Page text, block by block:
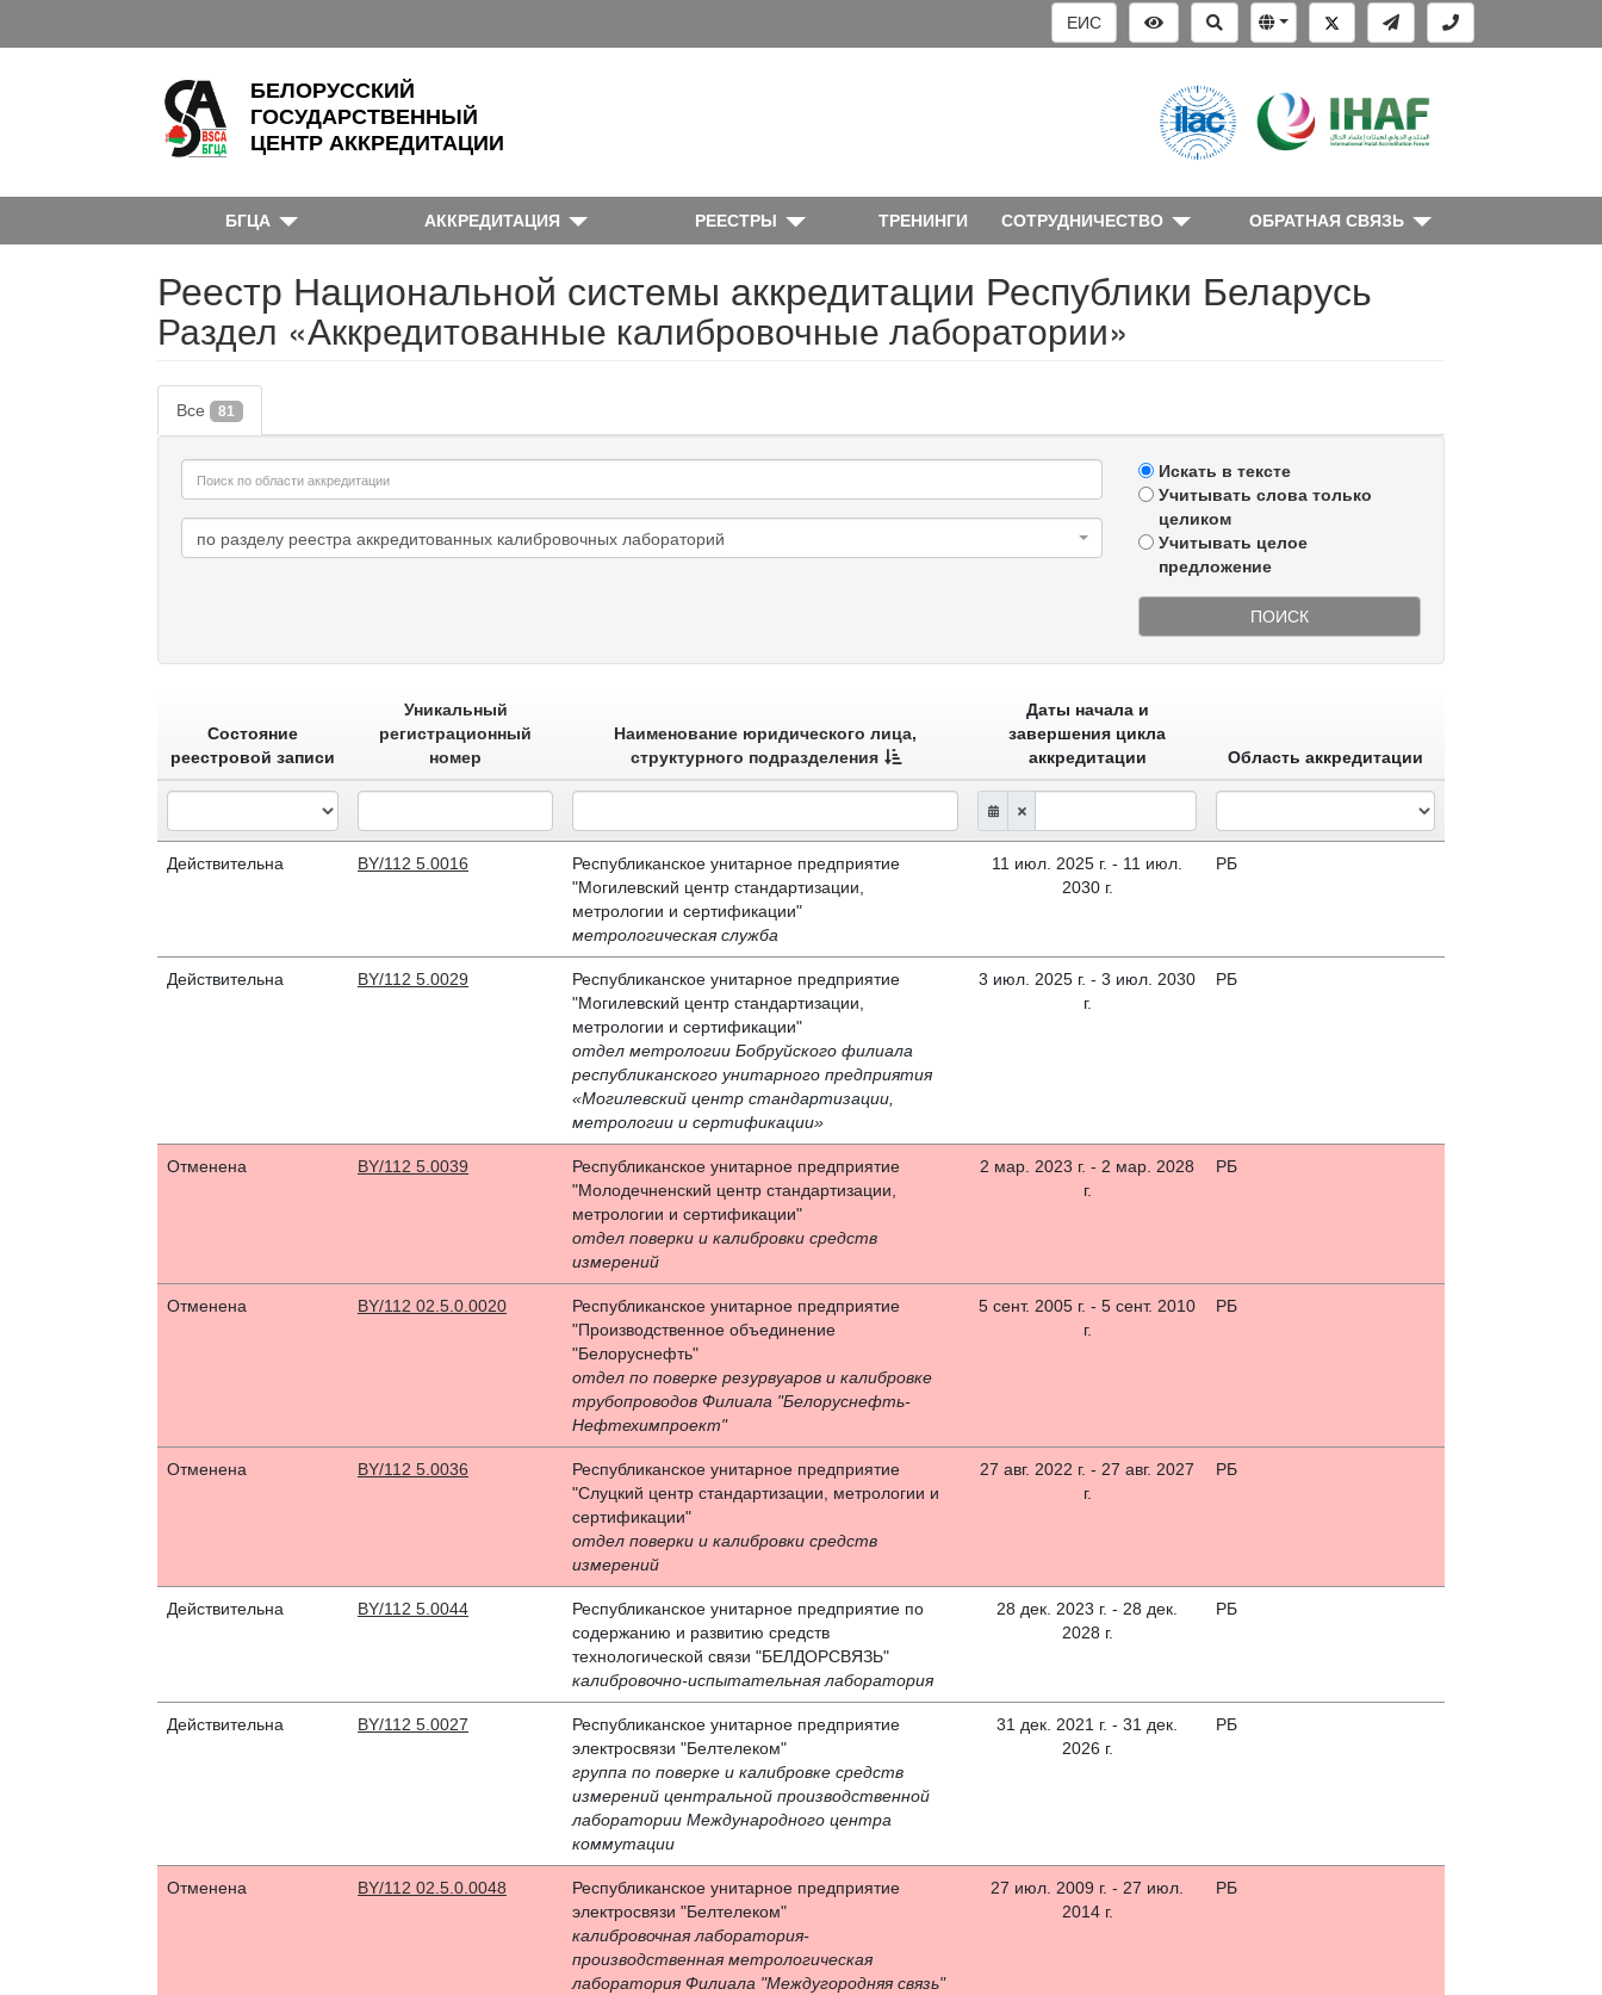
ЕИС
БЕЛОРУССКИЙ
ГОСУДАРСТВЕННЫЙ
ЦЕНТР АККРЕДИТАЦИИ
БГЦА АККРЕДИТАЦИЯ РЕЕСТРЫ ТРЕНИНГИ СОТРУДНИЧЕСТВО ОБРАТНАЯ СВЯЗЬ
Реестр Национальной системы аккредитации Республики Беларусь
Раздел «Аккредитованные калибровочные лаборатории»
Все 81
по разделу реестра аккредитованных калибровочных лабораторий
Искать в тексте
Учитывать слова только
целиком
Учитывать целое
предложение
ПОИСК
Состояние
реестровой записи
Уникальный
регистрационный
номер
Наименование юридического лица,
структурного подразделения
Даты начала и
завершения цикла
аккредитации
Область аккредитации
Действительна BY/112 5.0016
Республиканское унитарное предприятие
"Могилевский центр стандартизации,
метрологии и сертификации"
метрологическая служба
11 июл. 2025 г. - 11 июл.
2030 г.
РБ
Действительна BY/112 5.0029
Республиканское унитарное предприятие
"Могилевский центр стандартизации,
метрологии и сертификации"
отдел метрологии Бобруйского филиала
республиканского унитарного предприятия
«Могилевский центр стандартизации,
метрологии и сертификации»
3 июл. 2025 г. - 3 июл. 2030
г.
РБ
Отменена BY/112 5.0039
Республиканское унитарное предприятие
"Молодечненский центр стандартизации,
метрологии и сертификации"
отдел поверки и калибровки средств
измерений
2 мар. 2023 г. - 2 мар. 2028
г.
РБ
Отменена BY/112 02.5.0.0020
Республиканское унитарное предприятие
"Производственное объединение
"Белоруснефть"
отдел по поверке резурвуаров и калибровке
трубопроводов Филиала "Белоруснефть-
Нефтехимпроект"
5 сент. 2005 г. - 5 сент. 2010
г.
РБ
Отменена BY/112 5.0036
Республиканское унитарное предприятие
"Слуцкий центр стандартизации, метрологии и
сертификации"
отдел поверки и калибровки средств
измерений
27 авг. 2022 г. - 27 авг. 2027
г.
РБ
Действительна BY/112 5.0044
Республиканское унитарное предприятие по
содержанию и развитию средств
технологической связи "БЕЛДОРСВЯЗЬ"
калибровочно-испытательная лаборатория
28 дек. 2023 г. - 28 дек.
2028 г.
РБ
Действительна BY/112 5.0027
Республиканское унитарное предприятие
электросвязи "Белтелеком"
группа по поверке и калибровке средств
измерений центральной производственной
лаборатории Международного центра
коммутации
31 дек. 2021 г. - 31 дек.
2026 г.
РБ
Отменена BY/112 02.5.0.0048
Республиканское унитарное предприятие
электросвязи "Белтелеком"
калибровочная лаборатория-
производственная метрологическая
лаборатория Филиала "Междугородняя связь"
27 июл. 2009 г. - 27 июл.
2014 г.
РБ